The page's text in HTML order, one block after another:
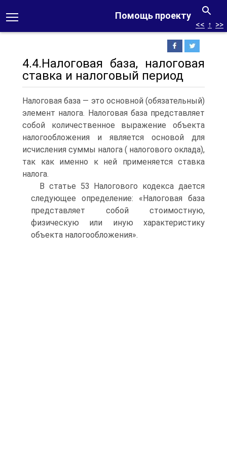
Помощь проекту
<< ↑ >>
4.4.Налоговая база, налоговая
ставка и налоговый период
Налоговая база — это основной (обязательный)
элемент налога. Налоговая база представляет
собой количественное выражение объекта
налогообложения и является основой для
исчисления суммы налога ( налогового оклада),
так как именно к ней применяется ставка
налога.
В статье 53 Налогового кодекса дается
следующее определение: «Налоговая база
представляет собой стоимостную,
физическую или иную характеристику
объекта налогообложения».